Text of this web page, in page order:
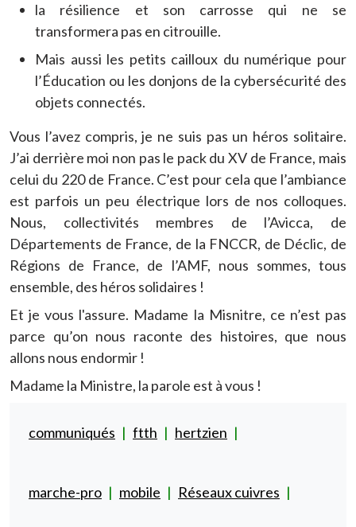
la résilience et son carrosse qui ne se
transformera pas en citrouille.
Mais aussi les petits cailloux du numérique pour
l’Éducation ou les donjons de la cybersécurité des
objets connectés.
Vous l’avez compris, je ne suis pas un héros solitaire.
J’ai derrière moi non pas le pack du XV de France, mais
celui du 220 de France. C’est pour cela que l’ambiance
est parfois un peu électrique lors de nos colloques.
Nous, collectivités membres de l’Avicca, de
Départements de France, de la FNCCR, de Déclic, de
Régions de France, de l’AMF, nous sommes, tous
ensemble, des héros solidaires !
Et je vous l'assure. Madame la Misnitre, ce n’est pas
parce qu’on nous raconte des histoires, que nous
allons nous endormir !
Madame la Ministre, la parole est à vous !
communiqués ftth hertzien
marche-pro mobile Réseaux cuivres